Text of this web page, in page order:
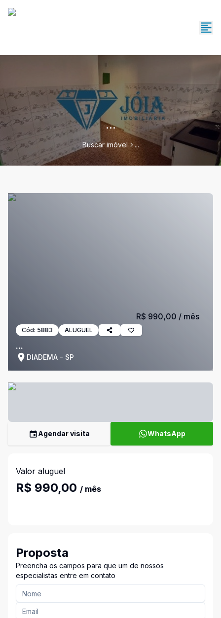
...
Buscar imóvel ...
Cód: 5883 ALUGUEL
...
DIADEMA - SP
R$ 990,00 / mês
Agendar visita WhatsApp
Valor aluguel
R$ 990,00 / mês
Proposta
Preencha os campos para que um de nossos
especialistas entre em contato